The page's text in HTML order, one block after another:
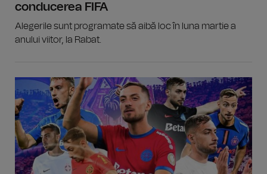
conducerea FIFA
Alegerile sunt programate să aibă loc în luna martie a
anului viitor, la Rabat.